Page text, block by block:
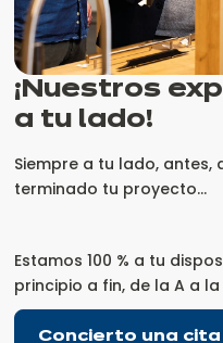
¡Nuestros
a tu lado!
Siempre a tu lado,
terminado tu proyecto...
Estamos 100 % a tu
principio a fin, de la A a la
Concierto una cita